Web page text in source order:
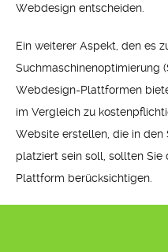
Webdesign entscheiden.
Ein weiterer Aspekt, den es
Suchmaschinenoptimierung
Webdesign-Plattformen
im Vergleich zu
Website erstellen, die in den
platziert sein soll, sollten Sie
Plattform berücksichtigen.